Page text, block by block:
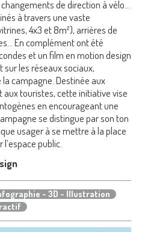
de direction à vélo...
à travers une vaste
4x3 et 8m²), arrières de
En complément ont été
et un film en motion design
les réseaux sociaux,
campagne. Destinée aux
touristes, cette initiative vise
en encourageant une
se distingue par son ton
usager à se mettre à la place
public.
- 3D - Illustration